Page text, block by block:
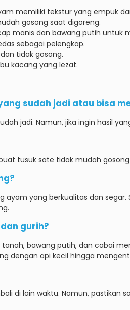
memiliki tekstur yang empuk
gosong saat digoreng.
manis dan bawang putih untuk
sebagai pelengkap.
tidak gosong.
kacang yang lezat.
sudah jadi atau bisa
jadi. Namun, jika ingin hasil
tusuk sate tidak mudah
yang berkualitas dan
gurih?
bawang putih, dan cabai
dengan api kecil hingga
di lain waktu. Namun, pastikan